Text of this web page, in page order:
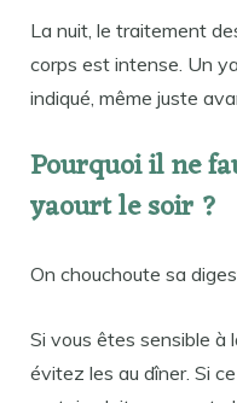
La nuit, le traitement
corps est intense. Un
indiqué, même juste
Pourquoi il ne
yaourt le soir ?
On chouchoute sa
Si vous êtes sensible à
évitez les au dîner. Si